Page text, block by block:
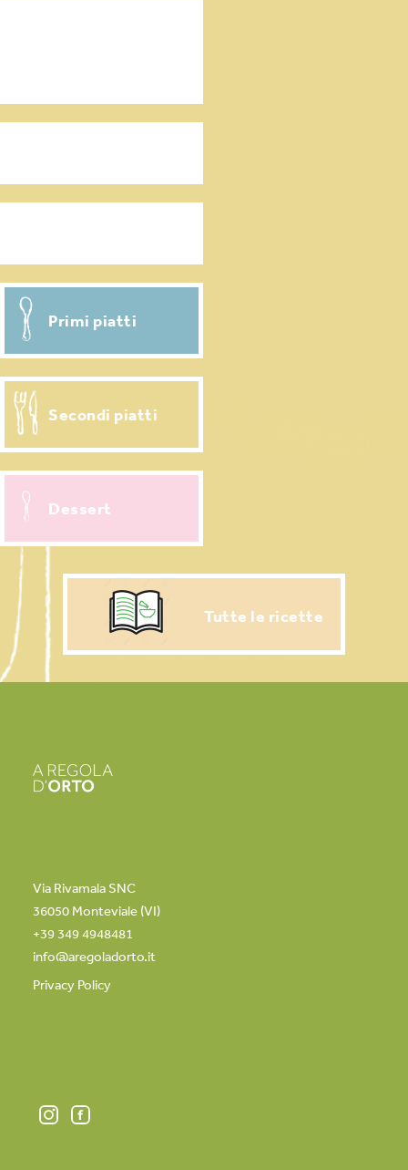
Primi piatti
Secondi piatti
Dessert
Tutte le ricette
Via Rivamala SNC
36050 Monteviale (VI)
+39 349 4948481
info@aregoladorto.it
Privacy Policy